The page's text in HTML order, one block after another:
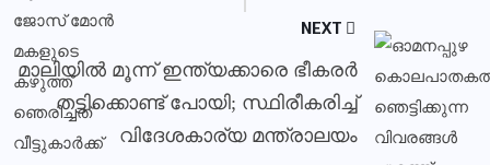
NEXT
മാലിയിൽ മൂന്ന് ഇന്ത്യക്കാരെ ഭീകരർ
തട്ടിക്കൊണ്ട് പോയി; സ്ഥിരീകരിച്ച്
വിദേശകാര്യ മന്ത്രാലയം